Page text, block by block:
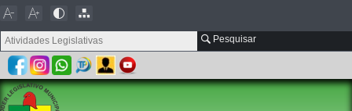
Pesquisar